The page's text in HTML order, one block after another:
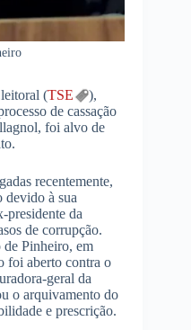
(TSE
),
de cassação
foi alvo de
recentemente,
devido à sua
presidente da
de corrupção.
de Pinheiro, em
foi aberto contra o
geral da
o arquivamento do
e prescrição.